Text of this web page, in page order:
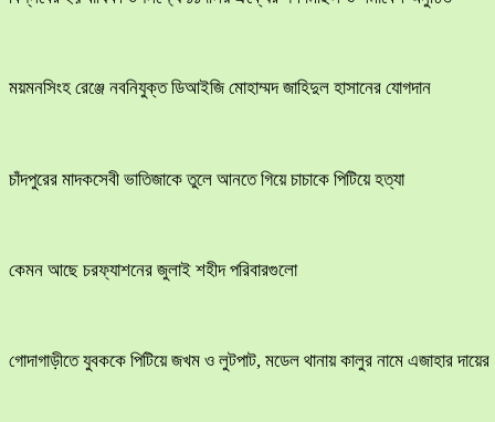
ময়মনসিংহ রেঞ্জে নবনিযুক্ত ডিআইজি মোহাম্মদ জাহিদুল হাসানের যোগদান
চাঁদপুরের মাদকসেবী ভাতিজাকে তুলে আনতে গিয়ে চাচাকে পিটিয়ে হত্যা
কেমন আছে চরফ্যাশনের জুলাই শহীদ পরিবারগুলো
​গোদাগাড়ীতে যুবককে পিটিয়ে জখম ও লুটপাট, মডেল থানায় কালুর নামে এজাহার দায়ের